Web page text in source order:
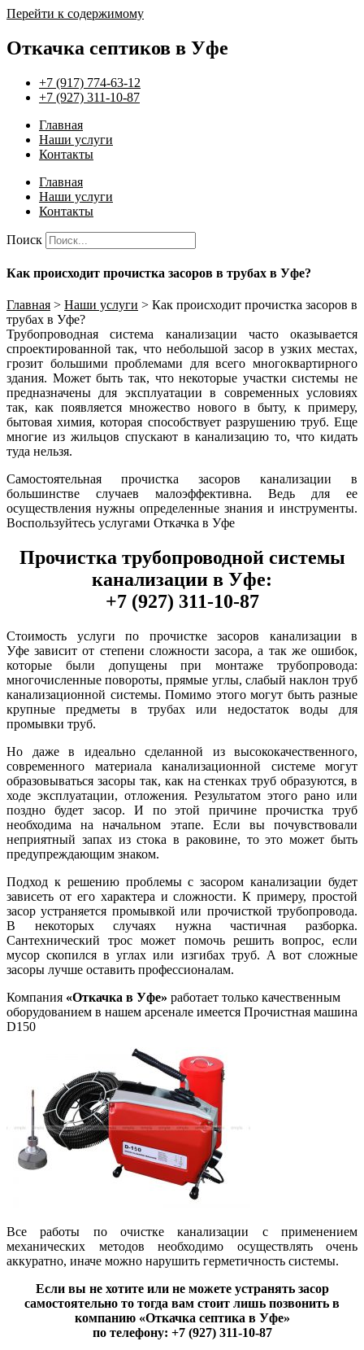
Перейти к содержимому
Откачка септиков в Уфе
+7 (917) 774-63-12
+7 (927) 311-10-87
Главная
Наши услуги
Контакты
Главная
Наши услуги
Контакты
Поиск
Как происходит прочистка засоров в трубах в Уфе?
Главная > Наши услуги > Как происходит прочистка засоров в
трубах в Уфе?
Трубопроводная система канализации часто оказывается
спроектированной так, что небольшой засор в узких местах,
грозит большими проблемами для всего многоквартирного
здания. Может быть так, что некоторые участки системы не
предназначены для эксплуатации в современных условиях
так, как появляется множество нового в быту, к примеру,
бытовая химия, которая способствует разрушению труб. Еще
многие из жильцов спускают в канализацию то, что кидать
туда нельзя.
Самостоятельная прочистка засоров канализации в
большинстве случаев малоэффективна. Ведь для ее
осуществления нужны определенные знания и инструменты.
Воспользуйтесь услугами Откачка в Уфе
Прочистка трубопроводной системы
канализации в Уфе:
+7 (927) 311-10-87
Стоимость услуги по прочистке засоров канализации в
Уфе зависит от степени сложности засора, а так же ошибок,
которые были допущены при монтаже трубопровода:
многочисленные повороты, прямые углы, слабый наклон труб
канализационной системы. Помимо этого могут быть разные
крупные предметы в трубах или недостаток воды для
промывки труб.
Но даже в идеально сделанной из высококачественного,
современного материала канализационной системе могут
образовываться засоры так, как на стенках труб образуются, в
ходе эксплуатации, отложения. Результатом этого рано или
поздно будет засор. И по этой причине прочистка труб
необходима на начальном этапе. Если вы почувствовали
неприятный запах из стока в раковине, то это может быть
предупреждающим знаком.
Подход к решению проблемы с засором канализации будет
зависеть от его характера и сложности. К примеру, простой
засор устраняется промывкой или прочисткой трубопровода.
В некоторых случаях нужна частичная разборка.
Сантехнический трос может помочь решить вопрос, если
мусор скопился в углах или изгибах труб. А вот сложные
засоры лучше оставить профессионалам.
Компания «Откачка в Уфе» работает только качественным
оборудованием в нашем арсенале имеется Прочистная машина
D150
Все работы по очистке канализации с применением
механических методов необходимо осуществлять очень
аккуратно, иначе можно нарушить герметичность системы.
Если вы не хотите или не можете устранять засор
самостоятельно то тогда вам стоит лишь позвонить в
компанию «Откачка септика в Уфе»
по телефону: +7 (927) 311-10-87